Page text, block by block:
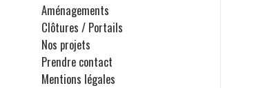
Aménagements
Clôtures / Portails
Nos projets
Prendre contact
Mentions légales